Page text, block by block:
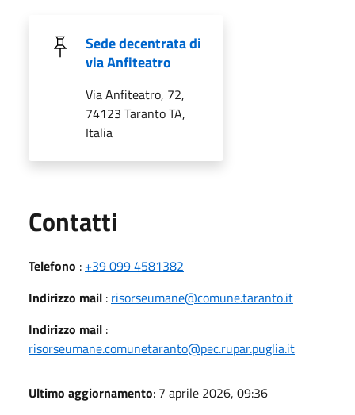
Sede decentrata di
via Anfiteatro
Via Anfiteatro, 72,
74123 Taranto TA,
Italia
Contatti
Telefono : +39 099 4581382
Indirizzo mail : risorseumane@comune.taranto.it
Indirizzo mail :
risorseumane.comunetaranto@pec.rupar.puglia.it
Ultimo aggiornamento: 7 aprile 2026, 09:36